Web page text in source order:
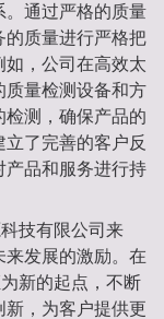
。通过严格的质量
的质量进行严格把
如，公司在高效太
质量检测设备和方
测，确保产品的
了完善的客户反
产品和服务进行持
技有限公司来
发展的激励。在
新的起点，不断
，为客户提供更